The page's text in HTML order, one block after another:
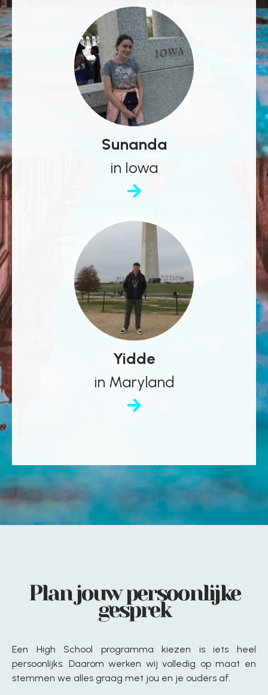
Sunanda
in Iowa
Yidde
in Maryland
Plan jouw persoonlijke
gesprek
Een High School programma kiezen is iets heel
persoonlijks. Daarom werken wij volledig op maat en
stemmen we alles graag met jou en je ouders af.